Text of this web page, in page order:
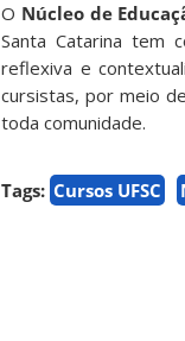
O Núcleo de
Santa Catarina tem
reflexiva e
cursistas, por meio
toda comunidade.
Tags: Cursos UFSC